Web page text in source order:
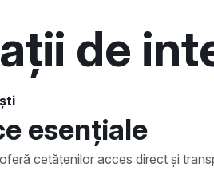
de
esențiale
cetățenilor acces direct și